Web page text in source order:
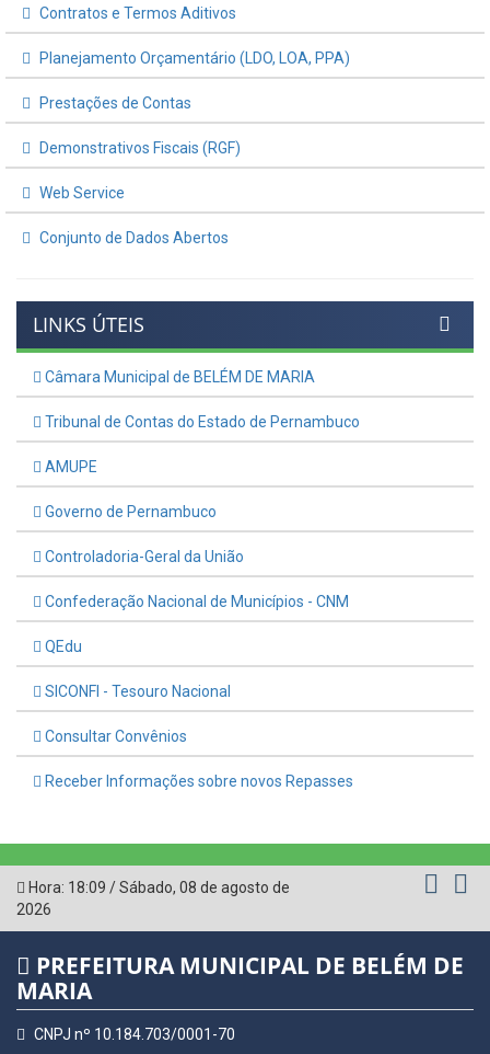
Contratos e Termos Aditivos
Planejamento Orçamentário (LDO, LOA, PPA)
Prestações de Contas
Demonstrativos Fiscais (RGF)
Web Service
Conjunto de Dados Abertos
LINKS ÚTEIS
Câmara Municipal de BELÉM DE MARIA
Tribunal de Contas do Estado de Pernambuco
AMUPE
Governo de Pernambuco
Controladoria-Geral da União
Confederação Nacional de Municípios - CNM
QEdu
SICONFI - Tesouro Nacional
Consultar Convênios
Receber Informações sobre novos Repasses
Hora: 18:09 /Sábado, 08 de agosto de
2026
PREFEITURA MUNICIPAL DE BELÉM DE
MARIA
CNPJ nº 10.184.703/0001-70